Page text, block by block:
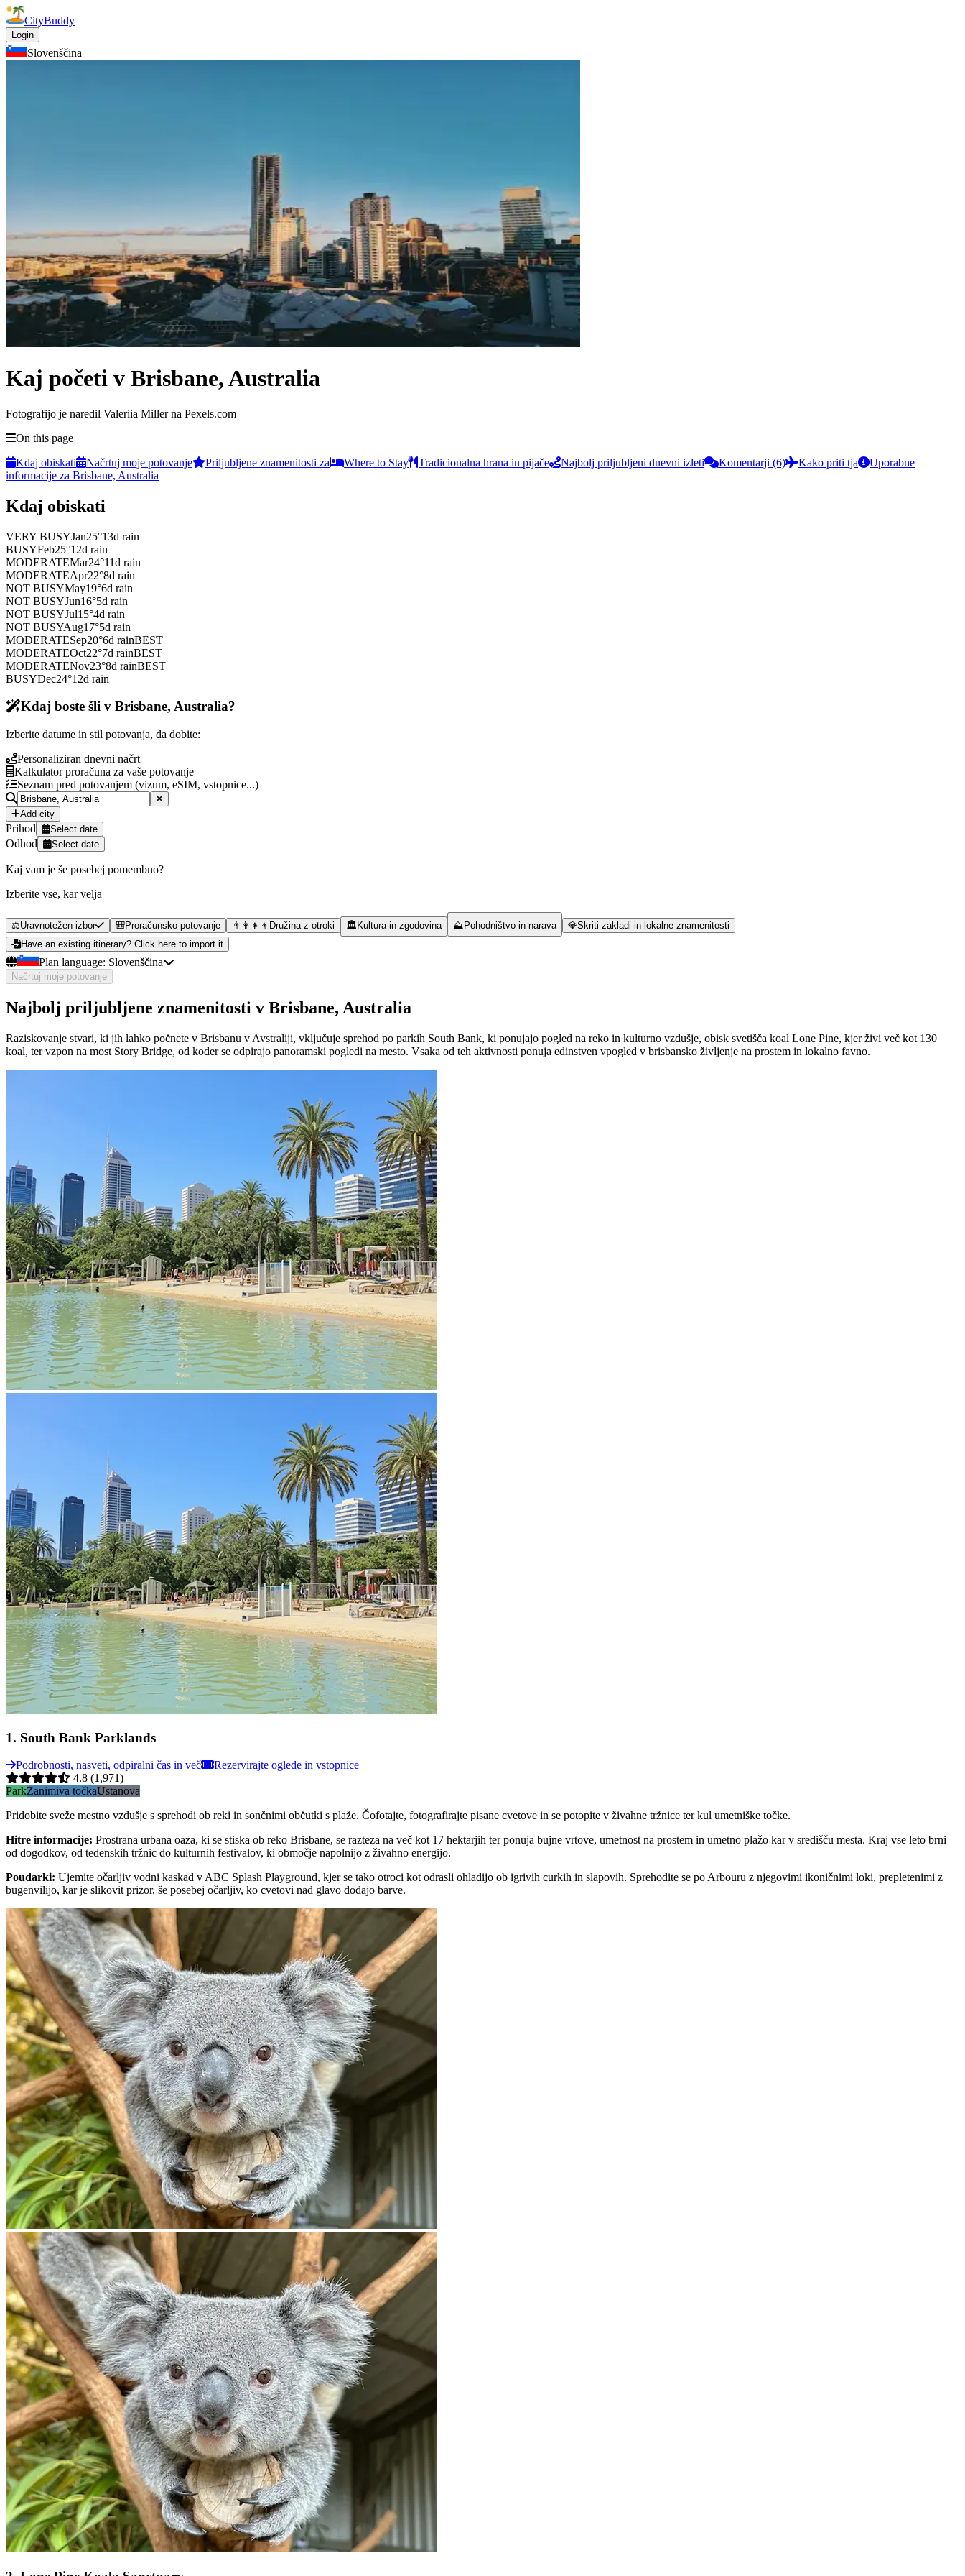
CityBuddy
Login
Slovenščina
Kaj početi v Brisbane, Australia
Fotografijo je naredil Valeriia Miller na Pexels.com
On this page
Kdaj obiskati
Načrtuj moje potovanje Priljubljene znamenitosti za Where to Stay Tradicionalna hrana in pijače Najbolj priljubljeni dnevni izleti Komentarji (6) Kako priti tja
Uporabne
informacije za Brisbane, Australia
Kdaj obiskati
VERY BUSYJan25°13d rain
BUSYFeb25°12d rain
MODERATEMar24°11d rain
MODERATEApr22°8d rain
NOT BUSYMay19°6d rain
NOT BUSYJun16°5d rain
NOT BUSYJul15°4d rain
NOT BUSYAug17°5d rain
MODERATESep20°6d rainBEST
MODERATEOct22°7d rainBEST
MODERATENov23°8d rainBEST
BUSYDec24°12d rain
Kdaj boste šli v Brisbane, Australia?
Izberite datume in stil potovanja, da dobite:
Personaliziran dnevni načrt
Kalkulator proračuna za vaše potovanje
Seznam pred potovanjem (vizum, eSIM, vstopnice...)
Add city
Prihod Select date
Odhod Select date
Kaj vam je še posebej pomembno?
Izberite vse, kar velja
⚖️Uravnotežen izbor 🎒Proračunsko potovanje 👨‍👩‍👧‍👦 Družina z otroki 🏛️ Kultura in zgodovina ⛰️ Pohodništvo in narava 💎Skriti zakladi in lokalne znamenitosti
Have an existing itinerary? Click here to import it
Plan language: Slovenščina
Načrtuj moje potovanje
Najbolj priljubljene znamenitosti v Brisbane, Australia
Raziskovanje stvari, ki jih lahko počnete v Brisbanu v Avstraliji, vključuje sprehod po parkih South Bank, ki ponujajo pogled na reko in kulturno vzdušje, obisk svetišča koal Lone Pine, kjer živi več kot 130
koal, ter vzpon na most Story Bridge, od koder se odpirajo panoramski pogledi na mesto. Vsaka od teh aktivnosti ponuja edinstven vpogled v brisbansko življenje na prostem in lokalno favno.
1. South Bank Parklands
Podrobnosti, nasveti, odpiralni čas in več
Rezervirajte oglede in vstopnice
4.8 (1,971)
ParkZanimiva točkaUstanova
Pridobite sveže mestno vzdušje s sprehodi ob reki in sončnimi občutki s plaže. Čofotajte, fotografirajte pisane cvetove in se potopite v živahne tržnice ter kul umetniške točke.
Hitre informacije: Prostrana urbana oaza, ki se stiska ob reko Brisbane, se razteza na več kot 17 hektarjih ter ponuja bujne vrtove, umetnost na prostem in umetno plažo kar v središču mesta. Kraj vse leto brni
od dogodkov, od tedenskih tržnic do kulturnih festivalov, ki območje napolnijo z živahno energijo.
Poudarki: Ujemite očarljiv vodni kaskad v ABC Splash Playground, kjer se tako otroci kot odrasli ohladijo ob igrivih curkih in slapovih. Sprehodite se po Arbouru z njegovimi ikoničnimi loki, prepletenimi z
bugenvilijo, kar je slikovit prizor, še posebej očarljiv, ko cvetovi nad glavo dodajo barve.